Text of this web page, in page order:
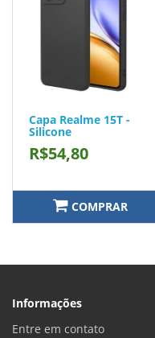
Capa Realme 15T -
Silicone
R$54,80
COMPRAR
Informações
Entre em contato